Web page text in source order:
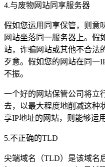
4.与废物网站同享服务器
假如您运用同享保管，则意
网站坐落同一服务器上。假
站，诈骗网站或其他不合法
歹意。假如您的网站在同一
不振。
一个好的网站保管公司将立
去，以最大程度地削减这种
享IP地址的网站，则能够运
5.不正确的TLD
尖端域名（TLD）是该域名